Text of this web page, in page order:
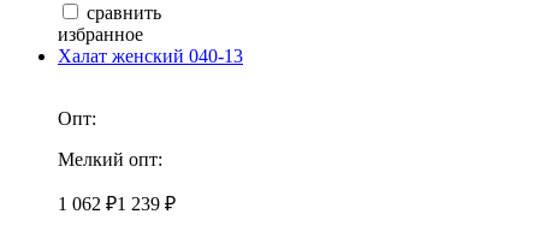
сравнить
избранное
Халат женский 040-13
Опт:
Мелкий опт:
1 062 ₽1 239 ₽